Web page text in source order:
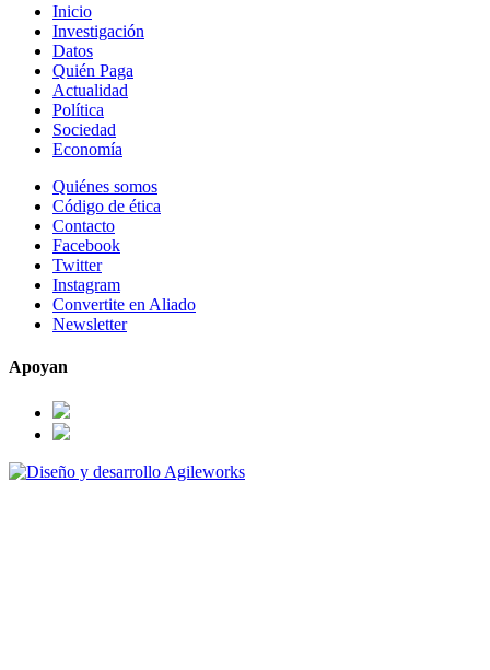
Inicio
Investigación
Datos
Quién Paga
Actualidad
Política
Sociedad
Economía
Quiénes somos
Código de ética
Contacto
Facebook
Twitter
Instagram
Convertite en Aliado
Newsletter
Apoyan